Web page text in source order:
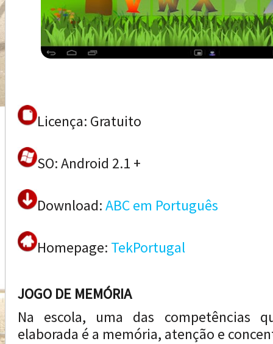
Licença: Gratuito
SO: Android 2.1 +
Download:ABC em Português
Homepage: TekPortugal
JOGO DE MEMÓRIA
Na escola, uma das competências
elaborada é a memória, atenção e